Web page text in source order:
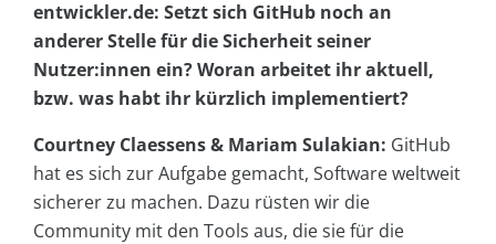
entwickler.de: Setzt sich GitHub noch an
anderer Stelle für die Sicherheit seiner
Nutzer:innen ein? Woran arbeitet ihr aktuell,
bzw. was habt ihr kürzlich implementiert?
Courtney Claessens & Mariam Sulakian: GitHub
hat es sich zur Aufgabe gemacht, Software weltweit
sicherer zu machen. Dazu rüsten wir die
Community mit den Tools aus, die sie für die